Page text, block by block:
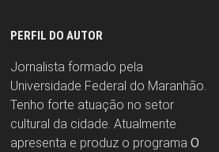
PERFIL DO AUTOR
Jornalista formado pela
Universidade Federal do Maranhão.
Tenho forte atuação no setor
cultural da cidade. Atualmente
apresenta e produz o programa O